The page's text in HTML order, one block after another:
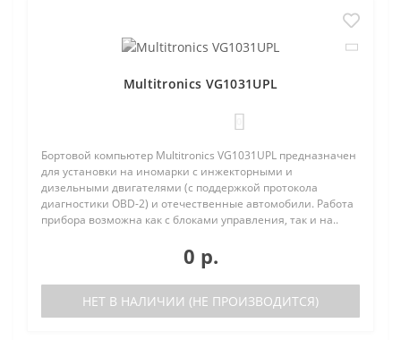
Multitronics VG1031UPL
Бортовой компьютер Multitronics VG1031UPL предназначен
для установки на иномарки с инжекторными и
дизельными двигателями (с поддержкой протокола
диагностики OBD-2) и отечественные автомобили. Работа
прибора возможна как с блоками управления, так и на..
0 р.
НЕТ В НАЛИЧИИ (НЕ ПРОИЗВОДИТСЯ)